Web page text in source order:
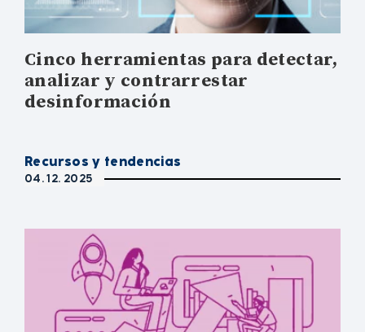
Cinco herramientas para detectar,
analizar y contrarrestar
desinformación
Recursos y tendencias
04. 12. 2025